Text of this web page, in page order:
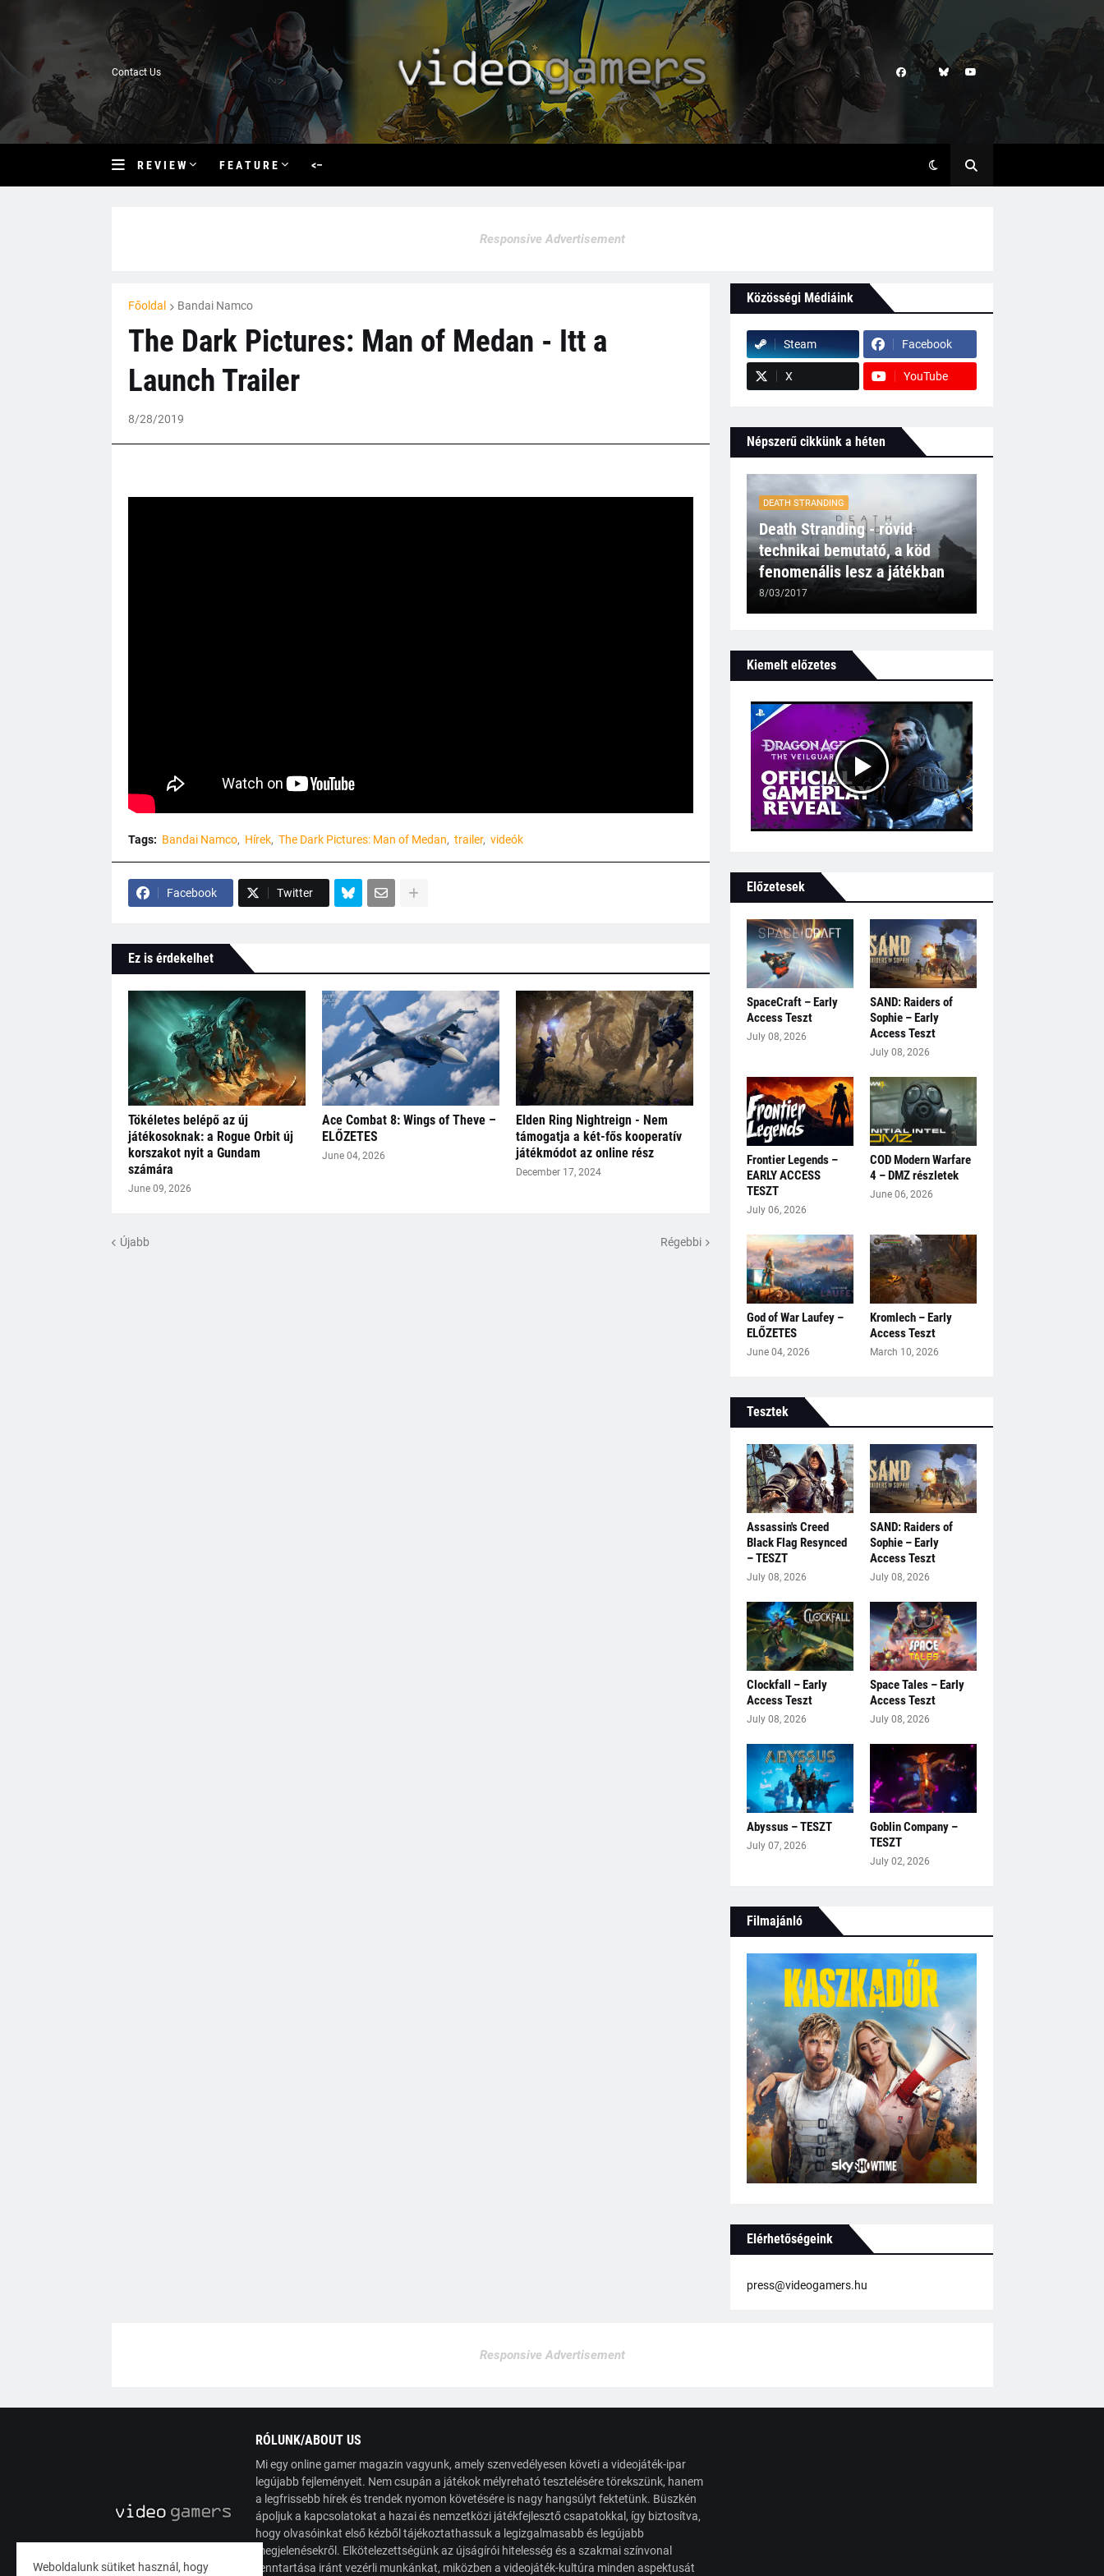
Contact Us
R E V I E W F E A T U R E <–
Responsive Advertisement
Főoldal Bandai Namco
The Dark Pictures: Man of Medan - Itt a
Launch Trailer
8/28/2019
Tags: Bandai Namco Hírek The Dark Pictures: Man of Medan trailer videók
Facebook Twitter
Ez is érdekelhet
Tökéletes belépő az új
játékosoknak: a Rogue Orbit új
korszakot nyit a Gundam
számára
June 09, 2026
Ace Combat 8: Wings of Theve –
ELŐZETES
June 04, 2026
Elden Ring Nightreign - Nem
támogatja a két-fős kooperatív
játékmódot az online rész
December 17, 2024
Újabb Régebbi
Közösségi Médiáink
Steam Facebook
X YouTube
Népszerű cikkünk a héten
DEATH STRANDING
Death Stranding - rövid
technikai bemutató, a köd
fenomenális lesz a játékban
8/03/2017
Kiemelt előzetes
Előzetesek
SpaceCraft – Early
Access Teszt
July 08, 2026
SAND: Raiders of
Sophie – Early
Access Teszt
July 08, 2026
Frontier Legends –
EARLY ACCESS
TESZT
July 06, 2026
COD Modern Warfare
4 – DMZ részletek
June 06, 2026
God of War Laufey –
ELŐZETES
June 04, 2026
Kromlech – Early
Access Teszt
March 10, 2026
Tesztek
Assassin's Creed
Black Flag Resynced
– TESZT
July 08, 2026
SAND: Raiders of
Sophie – Early
Access Teszt
July 08, 2026
Clockfall – Early
Access Teszt
July 08, 2026
Space Tales – Early
Access Teszt
July 08, 2026
Abyssus – TESZT
July 07, 2026
Goblin Company –
TESZT
July 02, 2026
Filmajánló
Elérhetőségeink
press@videogamers.hu
Responsive Advertisement
RÓLUNK/ABOUT US
Mi egy online gamer magazin vagyunk, amely szenvedélyesen követi a videojáték-ipar
legújabb fejleményeit. Nem csupán a játékok mélyreható tesztelésére törekszünk, hanem
a legfrissebb hírek és trendek nyomon követésére is nagy hangsúlyt fektetünk. Büszkén
ápoljuk a kapcsolatokat a hazai és nemzetközi játékfejlesztő csapatokkal, így biztosítva,
hogy olvasóinkat első kézből tájékoztathassuk a legizgalmasabb és legújabb
megjelenésekről. Elkötelezettségünk az újságírói hitelesség és a szakmai színvonal
fenntartása iránt vezérli munkánkat, miközben a videojáték-kultúra minden aspektusát
Weboldalunk sütiket használ, hogy